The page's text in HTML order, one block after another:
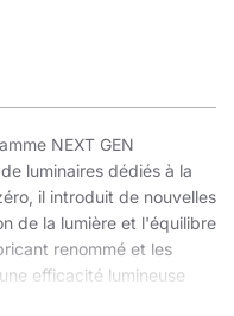
NEXT GEN
luminaires dédiés à la
il introduit de nouvelles
de la lumière et l'équilibre
renommé et les
efficacité lumineuse